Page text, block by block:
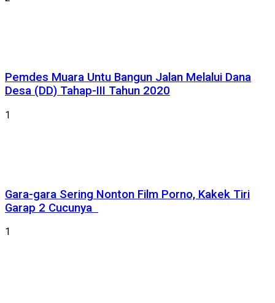
Pemdes Muara Untu Bangun Jalan Melalui Dana
Desa (DD) Tahap-III Tahun 2020
1
Gara-gara Sering Nonton Film Porno, Kakek Tiri
Garap 2 Cucunya
1